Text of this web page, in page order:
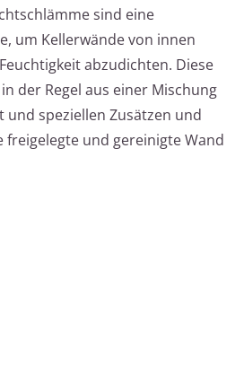
sind eine
um Kellerwände von innen
abzudichten. Diese
der Regel aus einer Mischung
und speziellen Zusätzen und
und gereinigte Wand